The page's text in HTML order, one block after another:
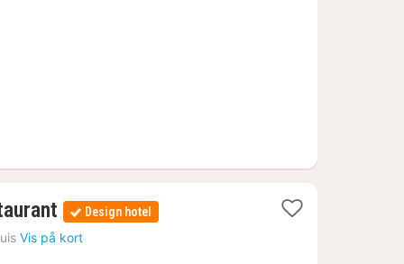
1
nat
fra
Design hotel
Vis på kort